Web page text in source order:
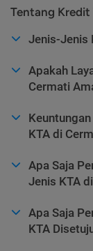
Tentang Kredit
Jenis-Jenis
Apakah
Cermati
KTA di
Apa Saja
Jenis KTA
Apa Saja
KTA